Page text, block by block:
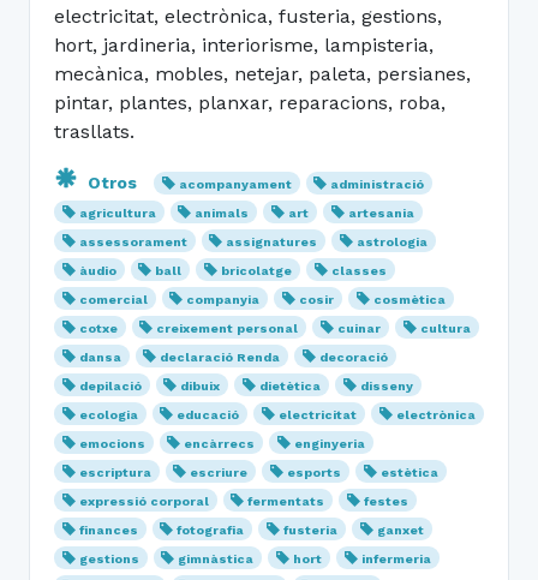
electricitat, electrònica, fusteria, gestions,
hort, jardineria, interiorisme, lampisteria,
mecànica, mobles, netejar, paleta, persianes,
pintar, plantes, planxar, reparacions, roba,
trasllats.
Otros acompanyament
administració
agricultura
animals art
artesania
assessorament
assignatures
astrologia
àudio
ball bricolatge
classes
comercial
companyia cosir
cosmètica
cotxe
creixement personal cuinar
cultura
dansa
declaració Renda
decoració
depilació
dibuix dietètica
disseny
ecologia
educació electricitat
electrònica
emocions
encàrrecs
enginyeria
escriptura
escriure esports
estètica
expressió corporal
fermentats
festes
finances
fotografia fusteria
ganxet
gestions
gimnàstica hort
infermeria